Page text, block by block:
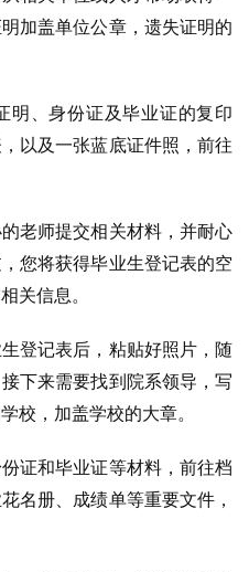
加盖单位公章，遗失证明的
明、身份证及毕业证的复印
以及一张蓝底证件照，前往
老师提交相关材料，并耐心
您将获得毕业生登记表的空
关信息。
登记表后，粘贴好照片，随
下来需要找到院系领导，写
校，加盖学校的大章。
证和毕业证等材料，前往档
名册、成绩单等重要文件，